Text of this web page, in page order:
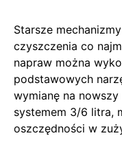
Starsze
czyszczenia co
napraw można
podstawowych
wymianę na nowszy
systemem 3/6 litra,
oszczędności w